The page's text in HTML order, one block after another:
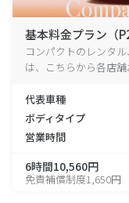
基本料金プラン（P2
コンパクトのレンタ
は、こちらから各店舗
代表車種
ボディタイプ
営業時間
6時間10,560円
免責補償制度1,650円